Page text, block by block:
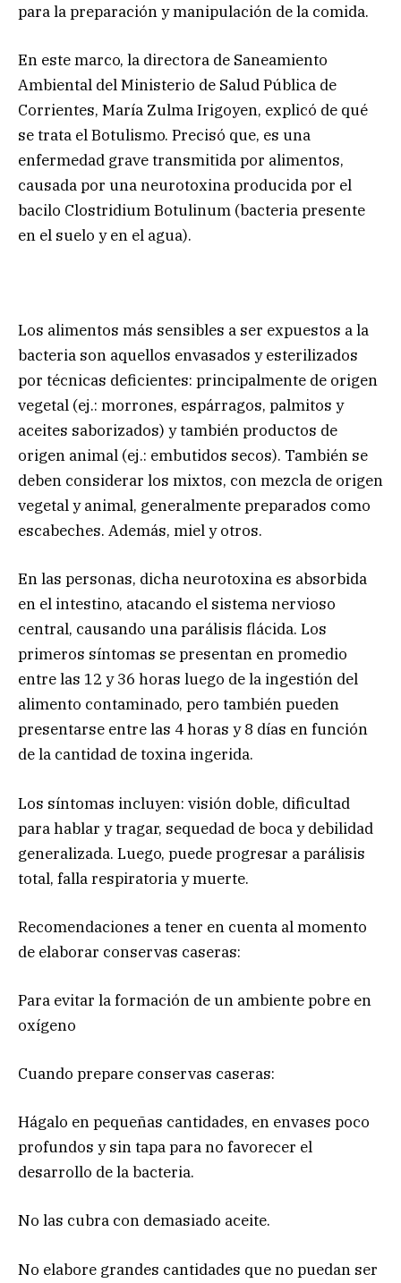
para la preparación y manipulación de la comida.
En este marco, la directora de Saneamiento
Ambiental del Ministerio de Salud Pública de
Corrientes, María Zulma Irigoyen, explicó de qué
se trata el Botulismo. Precisó que, es una
enfermedad grave transmitida por alimentos,
causada por una neurotoxina producida por el
bacilo Clostridium Botulinum (bacteria presente
en el suelo y en el agua).
Los alimentos más sensibles a ser expuestos a la
bacteria son aquellos envasados y esterilizados
por técnicas deficientes: principalmente de origen
vegetal (ej.: morrones, espárragos, palmitos y
aceites saborizados) y también productos de
origen animal (ej.: embutidos secos). También se
deben considerar los mixtos, con mezcla de origen
vegetal y animal, generalmente preparados como
escabeches. Además, miel y otros.
En las personas, dicha neurotoxina es absorbida
en el intestino, atacando el sistema nervioso
central, causando una parálisis flácida. Los
primeros síntomas se presentan en promedio
entre las 12 y 36 horas luego de la ingestión del
alimento contaminado, pero también pueden
presentarse entre las 4 horas y 8 días en función
de la cantidad de toxina ingerida.
Los síntomas incluyen: visión doble, dificultad
para hablar y tragar, sequedad de boca y debilidad
generalizada. Luego, puede progresar a parálisis
total, falla respiratoria y muerte.
Recomendaciones a tener en cuenta al momento
de elaborar conservas caseras:
Para evitar la formación de un ambiente pobre en
oxígeno
Cuando prepare conservas caseras:
Hágalo en pequeñas cantidades, en envases poco
profundos y sin tapa para no favorecer el
desarrollo de la bacteria.
No las cubra con demasiado aceite.
No elabore grandes cantidades que no puedan ser